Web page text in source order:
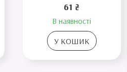
61 ₴
В наявності
У КОШИК